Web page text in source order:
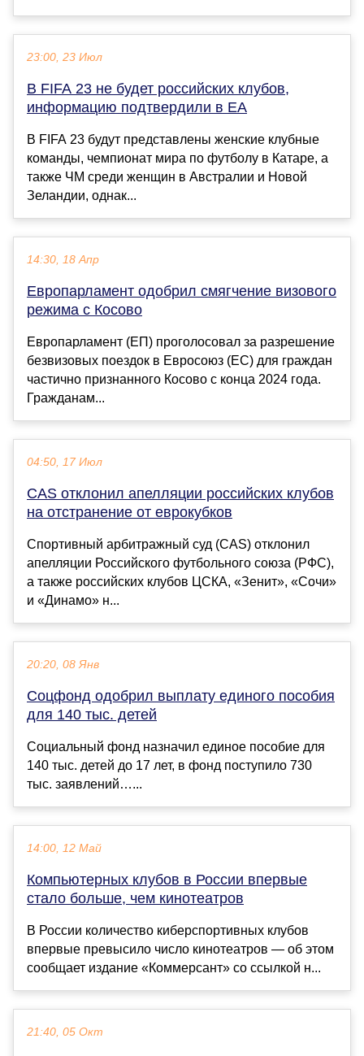
23:00, 23 Июл
В FIFA 23 не будет российских клубов,
информацию подтвердили в EA
В FIFA 23 будут представлены женские клубные
команды, чемпионат мира по футболу в Катаре, а
также ЧМ среди женщин в Австралии и Новой
Зеландии, однак...
14:30, 18 Апр
Европарламент одобрил смягчение визового
режима с Косово
Европарламент (ЕП) проголосовал за разрешение
безвизовых поездок в Евросоюз (ЕС) для граждан
частично признанного Косово с конца 2024 года.
Гражданам...
04:50, 17 Июл
CAS отклонил апелляции российских клубов
на отстранение от еврокубков
Спортивный арбитражный суд (CAS) отклонил
апелляции Российского футбольного союза (РФС),
а также российских клубов ЦСКА, «Зенит», «Сочи»
и «Динамо» н...
20:20, 08 Янв
Соцфонд одобрил выплату единого пособия
для 140 тыс. детей
Социальный фонд назначил единое пособие для
140 тыс. детей до 17 лет, в фонд поступило 730
тыс. заявлений…...
14:00, 12 Май
Компьютерных клубов в России впервые
стало больше, чем кинотеатров
В России количество киберспортивных клубов
впервые превысило число кинотеатров — об этом
сообщает издание «Коммерсант» со ссылкой н...
21:40, 05 Окт